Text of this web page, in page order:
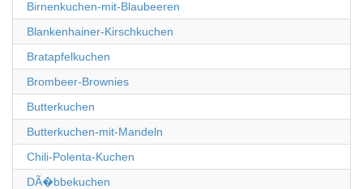
Birnenkuchen-mit-Blaubeeren
Blankenhainer-Kirschkuchen
Bratapfelkuchen
Brombeer-Brownies
Butterkuchen
Butterkuchen-mit-Mandeln
Chili-Polenta-Kuchen
DÃ�bbekuchen